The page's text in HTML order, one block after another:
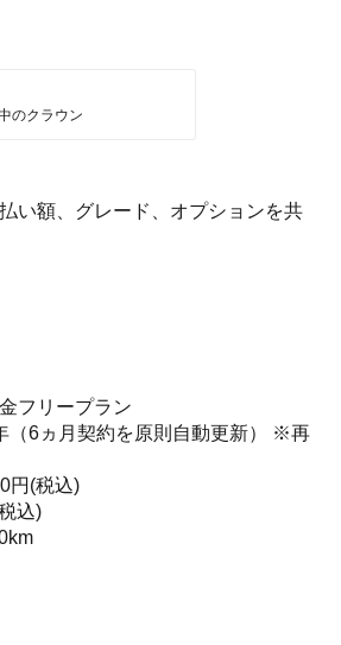
のクラウン
い額、グレード、オプションを共
フリープラン
（6ヵ月契約を原則自動更新） ※再
円(税込)
込)